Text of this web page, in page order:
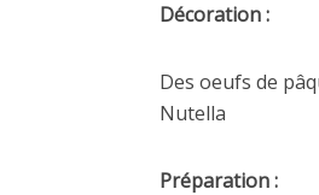
Décoration :
Des oeufs de
Nutella
Préparation :